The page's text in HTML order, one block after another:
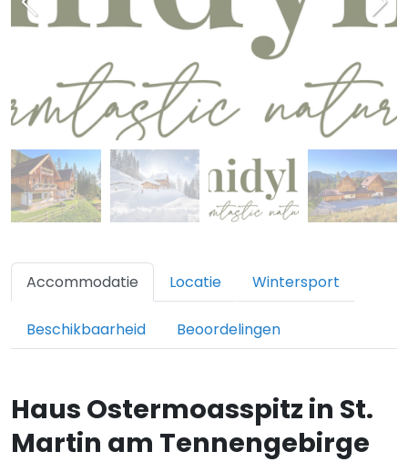
Accommodatie Locatie Wintersport
Beschikbaarheid Beoordelingen
Haus Ostermoasspitz in St.
Martin am Tennengebirge